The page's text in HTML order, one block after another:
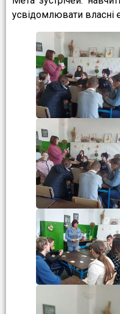
усвідомлювати власні